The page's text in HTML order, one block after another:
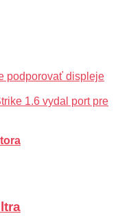
podporovať displeje
1.6 vydal port pre